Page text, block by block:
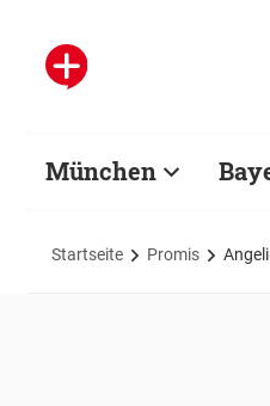
München
Startseite Promis